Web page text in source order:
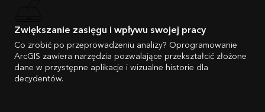
Zwiększanie zasięgu i wpływu swojej pracy
Co zrobić po przeprowadzeniu analizy? Oprogramowanie
ArcGIS zawiera narzędzia pozwalające przekształcić złożone
dane w przystępne aplikacje i wizualne historie dla
decydentów.